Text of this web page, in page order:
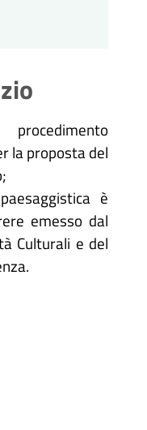
la proposta del
è
emesso dal
Culturali e del